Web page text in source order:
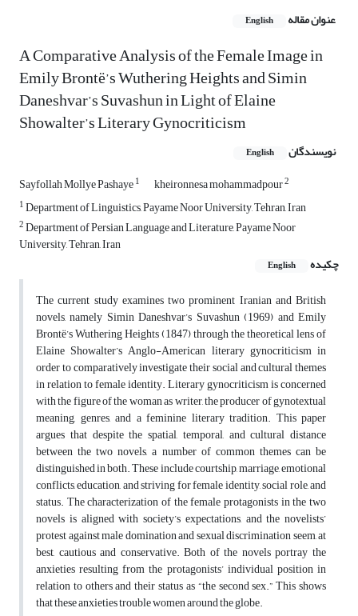
عنوان مقاله English
A Comparative Analysis of the Female Image in
Emily Brontë’s Wuthering Heights and Simin
Daneshvar’s Suvashun in Light of Elaine
Showalter’s Literary Gynocriticism
نویسندگان English
Sayfollah Mollye Pashaye1 kheironnesa mohammadpour2
1Department of Linguistics, Payame Noor University, Tehran, Iran
2Department of Persian Language and Literature, Payame Noor
University, Tehran, Iran
چکیده
English
The current study examines two prominent Iranian and British
novels, namely Simin Daneshvar’s Suvashun (1969) and Emily
Brontë’s Wuthering Heights (1847) through the theoretical lens of
Elaine Showalter’s Anglo-American literary gynocriticism in
order to comparatively investigate their social and cultural themes
in relation to female identity. Literary gynocriticism is concerned
with the figure of the woman as writer, the producer of gynotextual
meaning, genres, and a feminine literary tradition. This paper
argues that despite the spatial, temporal, and cultural distance
between the two novels, a number of common themes can be
distinguished in both. These include courtship, marriage, emotional
conflicts, education, and striving for female identity, social role, and
status. The characterization of the female protagonists in the two
novels is aligned with society’s expectations, and the novelists’
protest against male domination and sexual discrimination seem, at
best, cautious and conservative. Both of the novels portray the
anxieties resulting from the protagonists’ individual position in
relation to others and their status as “the second sex.” This shows
that these anxieties trouble women around the globe.